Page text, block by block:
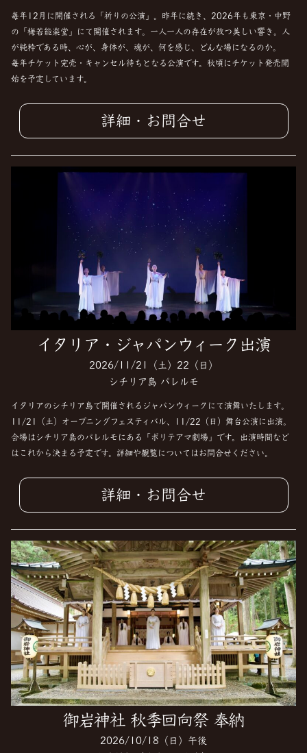
毎年12月に開催される「祈りの公演」。昨年に続き、2026年も東京・中野
の「梅若能楽堂」にて開催されます。一人一人の存在が放つ美しい響き。人
が純粋である時、心が、身体が、魂が、何を感じ、どんな場になるのか。
毎年チケット完売・キャンセル待ちとなる公演です。秋頃にチケット発売開
始を予定しています。
詳細・お問合せ
イタリア・ジャパンウィーク出演
2026/11/21（土）22（日）
シチリア島 パレルモ
イタリアのシチリア島で開催されるジャパンウィークにて演舞いたします。
11/21（土）オープニングフェスティバル、11/22（日）舞台公演に出演。
会場はシチリア島のパレルモにある「ポリテアマ劇場」です。出演時間など
はこれから決まる予定です。詳細や観覧についてはお問合せください。
詳細・お問合せ
御岩神社 秋季回向祭 奉納
2026/10/18（日）午後